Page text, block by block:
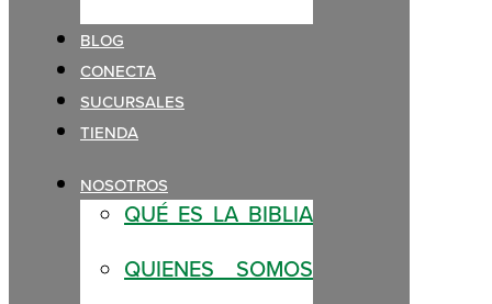
BLOG
CONECTA
SUCURSALES
TIENDA
NOSOTROS
QUÉ ES LA BIBLIA
QUIENES SOMOS